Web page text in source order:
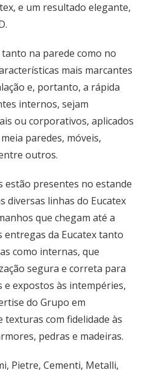
e um resultado elegante,
na parede como no
mais marcantes
e, portanto, a rápida
internos, sejam
ou corporativos, aplicados
paredes, móveis,
outros.
estão presentes no estande
diversas linhas do Eucatex
que chegam até a
entregas da Eucatex tanto
como internas, que
segura e correta para
e expostos às intempéries,
do Grupo em
com fidelidade às
pedras e madeiras.
Pietre, Cementi, Metalli,